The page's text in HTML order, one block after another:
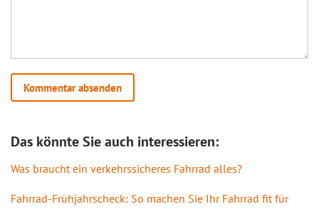
Das könnte Sie auch interessieren:
Was braucht ein verkehrssicheres Fahrrad alles?
Fahrrad-Frühjahrscheck: So machen Sie Ihr Fahrrad fit für